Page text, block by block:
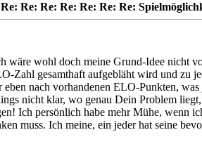
Re: Re: Re: Re: Re: Re:
wäre wohl doch meine Grund-Idee nicht
Zahl gesamthaft aufgebläht wird und zu
eben nach vorhandenen ELO-Punkten,
nicht klar, wo genau Dein Problem
Ich persönlich habe mehr Mühe, wenn
muss. Ich meine, ein jeder hat seine